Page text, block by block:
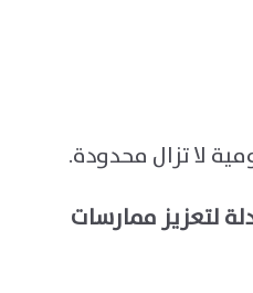
لا تزال محدودة.
لتعزيز ممارسات